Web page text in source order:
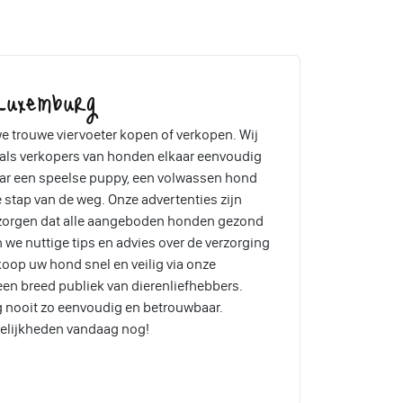
trouwe viervoeter kopen of verkopen. Wij
verkopers van honden elkaar eenvoudig
een speelse puppy, een volwassen hond
van de weg. Onze advertenties zijn
dat alle aangeboden honden gezond
nuttige tips en advies over de verzorging
uw hond snel en veilig via onze
breed publiek van dierenliefhebbers.
zo eenvoudig en betrouwbaar.
vandaag nog!